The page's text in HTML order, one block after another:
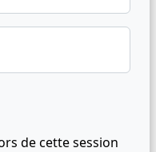
de cette session